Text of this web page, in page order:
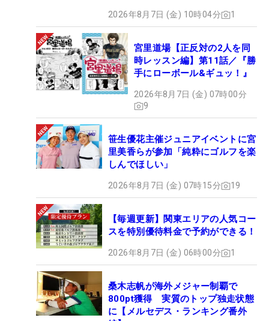
2026年8月7日 (金) 10時04分 1
宮里道場【正反対の2人を同
時レッスン編】第11話／『勝
手にローボール&ギュッ！』
2026年8月7日 (金) 07時00分
9
笹生優花主催ジュニアイベントに宮
里美香らが参加「純粋にゴルフを楽
しんでほしい」
2026年8月7日 (金) 07時15分 19
【毎週更新】関東エリアの人気コー
スを特別優待料金で予約ができる！
2026年8月7日 (金) 06時00分 1
桑木志帆が海外メジャー制覇で
800pt獲得 実質のトップ独走状態
に【メルセデス・ランキング番外